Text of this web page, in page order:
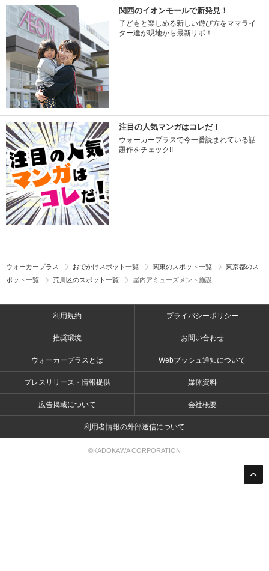
関西のイオンモールで新発見！
子どもと楽しめる新しい遊び方をママライ
ター達が現地から最新リポ！
注目の人気マンガはコレだ！
ウォーカープラスで今一番読まれている話
題作をチェック!!
ウォーカープラス おでかけスポット一覧 関東のスポット一覧
東京都のス
ポット一覧
荒川区のスポット一覧 屋内アミューズメント施設
利用規約 プライバシーポリシー
推奨環境 お問い合わせ
ウォーカープラスとは Webプッシュ通知について
プレスリリース・情報提供 媒体資料
広告掲載について 会社概要
利用者情報の外部送信について
©KADOKAWA CORPORATION